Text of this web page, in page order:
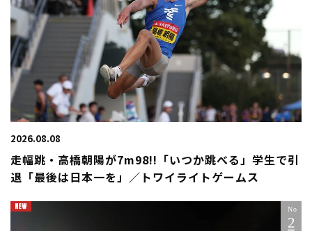
2026.08.08
走幅跳・高橋朝陽が7m98!!「いつか跳べる」学生で引
退「最後は日本一を」／トワイライトゲームス